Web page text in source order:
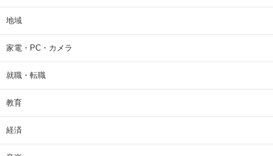
地域
家電・PC・カメラ
就職・転職
教育
経済